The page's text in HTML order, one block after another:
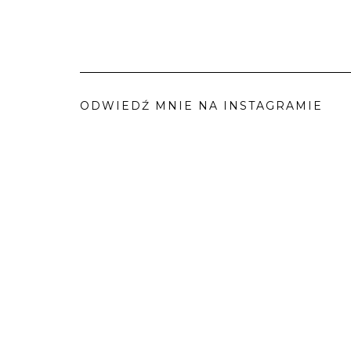
ODWIEDŹ MNIE NA INSTAGRAMIE